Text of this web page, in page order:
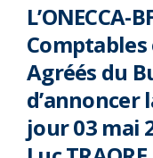
L’ONECCA-
Agréés du
d’annoncer
jour 03 mai